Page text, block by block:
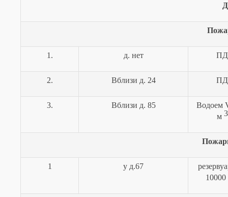
1. д. нет ПД
2. Вблизи д. 24 ПД
3. Вблизи д. 85 Водоем
м 3
1 у д.67